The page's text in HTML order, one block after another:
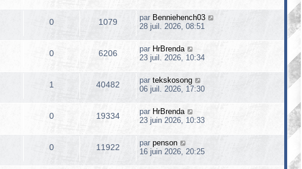
0 1079 par Benniehench03
28 juil. 2026, 08:51
0 6206 par HrBrenda
23 juil. 2026, 10:34
1 40482 par tekskosong
06 juil. 2026, 17:30
0 19334 par HrBrenda
23 juin 2026, 10:33
0 11922 par penson
16 juin 2026, 20:25